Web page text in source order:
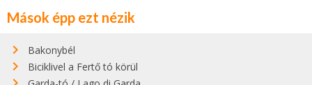
Mások épp ezt nézik
Bakonybél
Biciklivel a Fertő tó körül